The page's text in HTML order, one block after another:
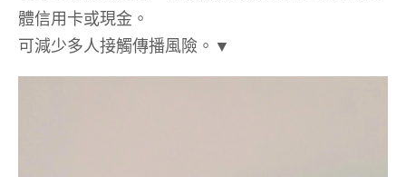
體信用卡或現金。
可減少多人接觸傳播風險。▼